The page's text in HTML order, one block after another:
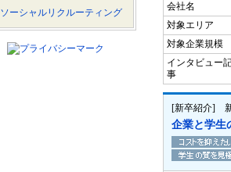
会社名
対象エリア
対象企業規模
インタビュー
事
[新卒紹介]
企業と学生
ソーシャルリクルーティング